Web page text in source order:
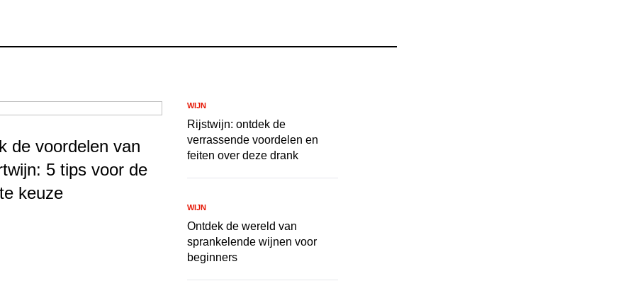
de voordelen van
5 tips voor de
keuze
Rijstwijn: ontdek de
verrassende voordelen en
feiten over deze drank
WIJN
Ontdek de wereld van
sprankelende wijnen voor
beginners
WIJN